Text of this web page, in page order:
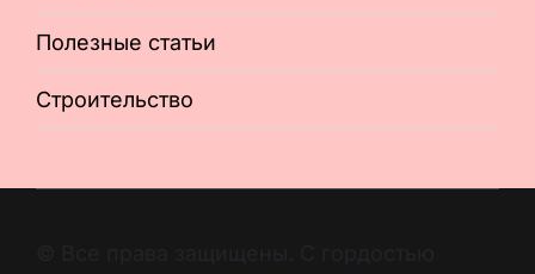
Полезные статьи
Строительство